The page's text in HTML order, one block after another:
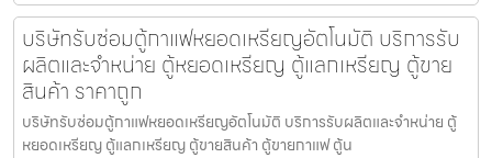
บริษัทรับซ่อมตู้กาแฟหยอดเหรียญ​อัตโนมัติ บริการรับ
ผลิตและจำหน่าย ตู้หยอดเหรียญ ตู้แลกเหรียญ ตู้ขาย
สินค้า ราคาถูก
บริษัทรับซ่อมตู้กาแฟหยอดเหรียญ​อัตโนมัติ บริการรับผลิตและจำหน่าย ตู้
หยอดเหรียญ ตู้แลกเหรียญ ตู้ขายสินค้า ตู้ขายกาแฟ ตู้น